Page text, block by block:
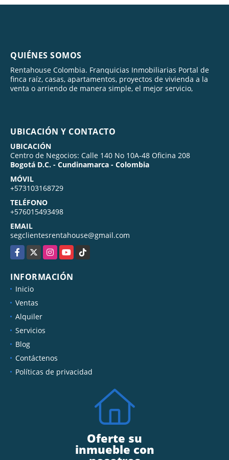
QUIÉNES SOMOS
Rentahouse Colombia. Franquicias Inmobiliarias Portal de
finca raíz, casas, apartamentos, proyectos de vivienda a la
venta o arriendo de manera simple, el mejor servicio,
UBICACIÓN Y CONTACTO
UBICACIÓN
Centro de Negocios: Calle 140 No 10A-48 Oficina 208
Bogotá D.C. - Cundinamarca - Colombia
MÓVIL
+573103168729
TELÉFONO
+576015493498
EMAIL
segclientesrentahouse@gmail.com
Facebook
X InstagramYouTubeTikTok
INFORMACIÓN
Inicio
Ventas
Alquiler
Servicios
Blog
Contáctenos
Políticas de privacidad
Oferte su
inmueble con